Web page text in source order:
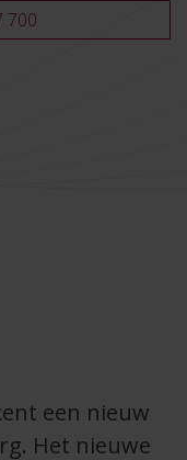
700
een nieuw
Het nieuwe